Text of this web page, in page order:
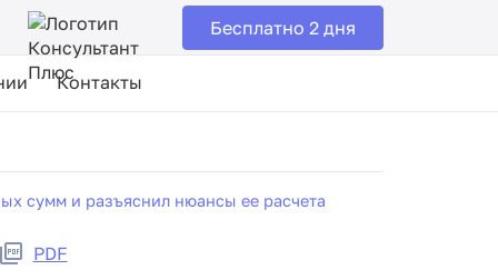
Бесплатно 2 дня
Контакты
сумм и разъяснил нюансы ее расчета
PDF